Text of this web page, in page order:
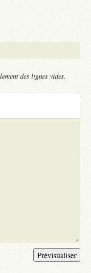
des lignes vides.